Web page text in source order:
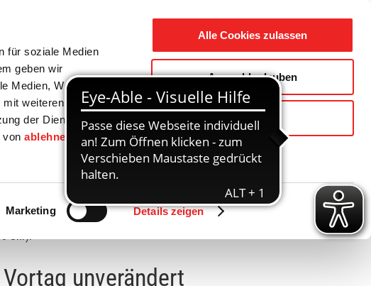
für soziale Medien
geben wir
Medien, Werbung
weiteren Daten
der Dienste
vonablehnen
gesetzt.
Marketing Details zeigen
Alle Cookies zulassen
Auswahl erlauben
Ablehnen
Touristik / Freizeit Gemeinde / Geschichte
Zurück
Uhr):
unverändert